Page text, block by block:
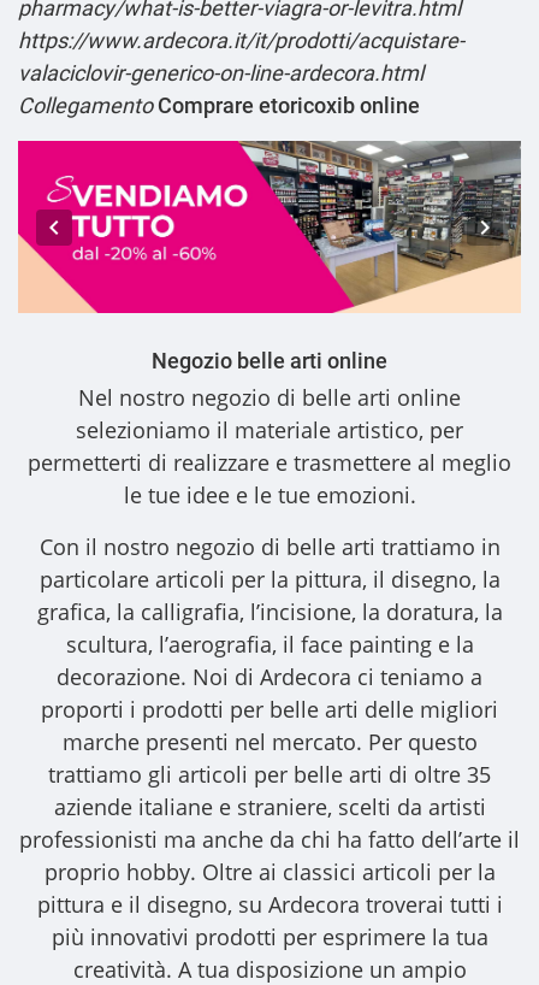
pharmacy/what-is-better-viagra-or-levitra.html
https://www.ardecora.it/it/prodotti/acquistare-
valaciclovir-generico-on-line-ardecora.html
Collegamento Comprare etoricoxib online
Negozio belle arti online
Nel nostro negozio di belle arti online
selezioniamo il materiale artistico, per
permetterti di realizzare e trasmettere al meglio
le tue idee e le tue emozioni.
Con il nostro negozio di belle arti trattiamo in
particolare articoli per la pittura, il disegno, la
grafica, la calligrafia, l’incisione, la doratura, la
scultura, l’aerografia, il face painting e la
decorazione. Noi di Ardecora ci teniamo a
proporti i prodotti per belle arti delle migliori
marche presenti nel mercato. Per questo
trattiamo gli articoli per belle arti di oltre 35
aziende italiane e straniere, scelti da artisti
professionisti ma anche da chi ha fatto dell’arte il
proprio hobby. Oltre ai classici articoli per la
pittura e il disegno, su Ardecora troverai tutti i
più innovativi prodotti per esprimere la tua
creatività. A tua disposizione un ampio